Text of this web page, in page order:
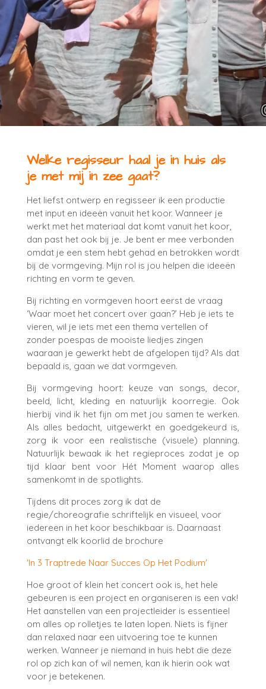
Welke regisseur haal je in huis als
je met mij in zee gaat?
Het liefst ontwerp en regisseer ik een productie
met input en ideeën vanuit het koor. Wanneer je
werkt met het materiaal dat komt vanuit het koor,
dan past het ook bij je. Je bent er mee verbonden
omdat je een stem hebt gehad en betrokken wordt
bij de vormgeving. Mijn rol is jou helpen die ideeën
richting en vorm te geven.
Bij richting en vormgeven hoort eerst de vraag
‘Waar moet het concert over gaan?’ Heb je iets te
vieren, wil je iets met een thema vertellen of
zonder poespas de mooiste liedjes zingen
waaraan je gewerkt hebt de afgelopen tijd? Als dat
bepaald is, gaan we dat vormgeven.
Bij vormgeving hoort: keuze van songs, decor,
beeld, licht, kleding en natuurlijk koorregie. Ook
hierbij vind ik het fijn om met jou samen te werken.
Als alles bedacht, uitgewerkt en goedgekeurd is,
zorg ik voor een realistische (visuele) planning.
Natuurlijk bewaak ik het regieproces zodat je op
tijd klaar bent voor Hét Moment waarop alles
samenkomt in de spotlights.
Tijdens dit proces zorg ik dat de
regie/choreografie schriftelijk en visueel, voor
iedereen in het koor beschikbaar is. Daarnaast
ontvangt elk koorlid de brochure
'In 3 Traptrede Naar Succes Op Het Podium'
Hoe groot of klein het concert ook is, het hele
gebeuren is een project en organiseren is een vak!
Het aanstellen van een projectleider is essentieel
om alles op rolletjes te laten lopen. Niets is fijner
dan relaxed naar een uitvoering toe te kunnen
werken. Wanneer je niemand in huis hebt die deze
rol op zich kan of wil nemen, kan ik hierin ook wat
voor je betekenen.